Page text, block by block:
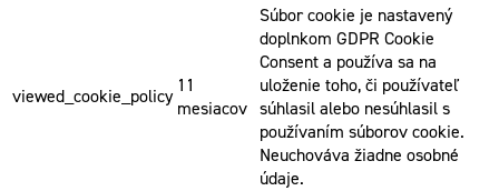
viewed_cookie_policy 11
mesiacov
Súbor cookie je nastavený
doplnkom GDPR Cookie
Consent a používa sa na
uloženie toho, či používateľ
súhlasil alebo nesúhlasil s
používaním súborov cookie.
Neuchováva žiadne osobné
údaje.